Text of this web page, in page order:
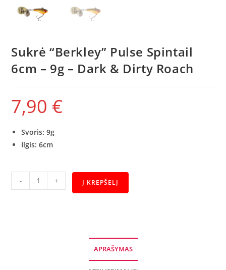
Sukrė “Berkley” Pulse Spintail
6cm – 9g – Dark & Dirty Roach
7,90 €
Svoris: 9g
Ilgis: 6cm
- + Į KREPŠELĮ
APRAŠYMAS